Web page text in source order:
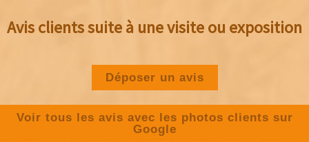
Avis clients suite à une visite ou exposition
Déposer un avis
Voir tous les avis avec les photos clients sur
Google